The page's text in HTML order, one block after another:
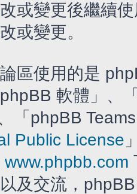
或變更後繼續
或變更。
區使用的是
軟體」、
「phpBB
Public License
www.phpbb.com
以及交流，